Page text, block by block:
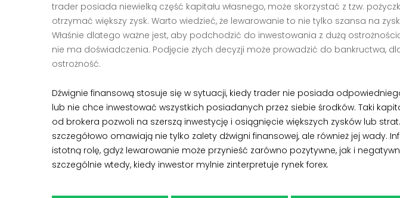
trader posiada niewielką część kapitału własnego, może skorzystać z tzw.
otrzymać większy zysk. Warto wiedzieć, że lewarowanie to nie tylko szansa na
Właśnie dlatego ważne jest, aby podchodzić do inwestowania z dużą
nie ma doświadczenia. Podjęcie złych decyzji może prowadzić do bankructwa,
ostrożność.
Dźwignie finansową stosuje się w sytuacji, kiedy trader nie posiada
lub nie chce inwestować wszystkich posiadanych przez siebie środków. Taki
od brokera pozwoli na szerszą inwestycję i osiągnięcie większych zysków lub strat.
szczegółowo omawiają nie tylko zalety dźwigni finansowej, ale również jej wady.
istotną rolę, gdyż lewarowanie może przynieść zarówno pozytywne, jak i
szczególnie wtedy, kiedy inwestor mylnie zinterpretuje rynek forex.